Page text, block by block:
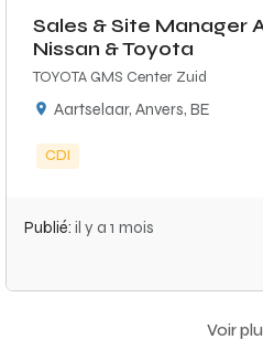
Sales & Site Manager
Nissan & Toyota
TOYOTA GMS Center Zuid
Aartselaar, Anvers, BE
CDI
Publié: il y a 1 mois
Voir